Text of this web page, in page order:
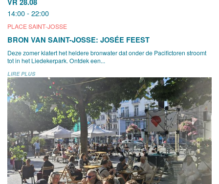
VR 28.08
14:00 - 22:00
PLACE SAINT-JOSSE
BRON VAN SAINT-JOSSE: JOSÉE FEEST
Deze zomer klatert het heldere bronwater dat onder de Pacifictoren stroomt
tot in het Liedekerpark. Ontdek een...
LIRE PLUS